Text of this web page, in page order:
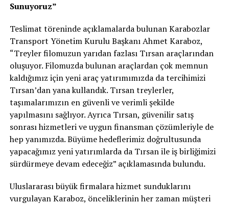
Sunuyoruz”
Teslimat töreninde açıklamalarda bulunan Karabozlar
Transport Yönetim Kurulu Başkanı Ahmet Karaboz,
“Treyler filomuzun yarıdan fazlası Tırsan araçlarından
oluşuyor. Filomuzda bulunan araçlardan çok memnun
kaldığımız için yeni araç yatırımımızda da tercihimizi
Tırsan’dan yana kullandık. Tırsan treylerler,
taşımalarımızın en güvenli ve verimli şekilde
yapılmasını sağlıyor. Ayrıca Tırsan, güvenilir satış
sonrası hizmetleri ve uygun finansman çözümleriyle de
hep yanımızda. Büyüme hedeflerimiz doğrultusunda
yapacağımız yeni yatırımlarda da Tırsan ile iş birliğimizi
sürdürmeye devam edeceğiz” açıklamasında bulundu.
Uluslararası büyük firmalara hizmet sunduklarını
vurgulayan Karaboz, önceliklerinin her zaman müşteri